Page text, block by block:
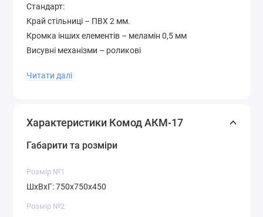
Стандарт:
Край стільниці – ПВХ 2 мм.
Кромка інших елементів – меламін 0,5 мм
Висувні механізми – роликові
Край стільниці – ПВХ 2 мм.
Додатково
місяців Матеріал – ламіноване ДСП 16 мм.
Палітра кольорів лДСП (будь-який колір можна
вибрати без доплати до вартості )
Читати далі
Характеристики Комод АКМ-17
Габарити та розміри
Розмір №1
ШхВхГ: 750х750х450
Розмір №2